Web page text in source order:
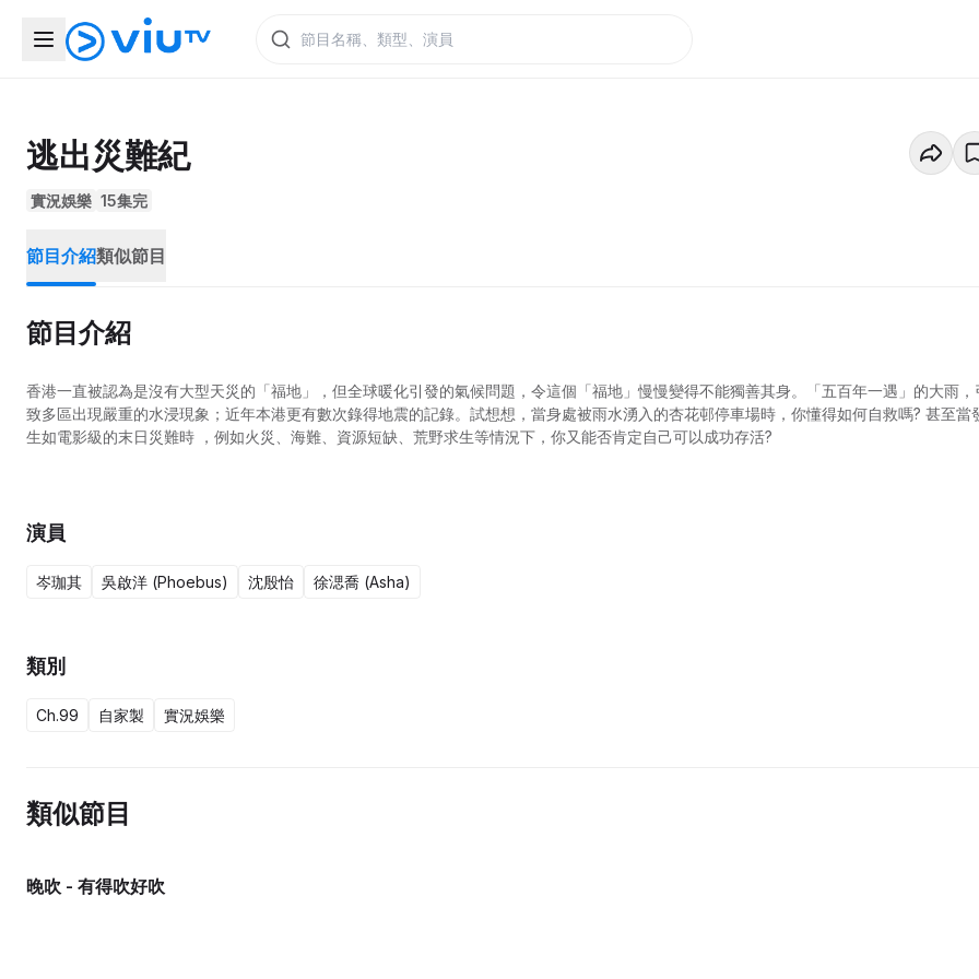
逃出災難紀
實況娛樂 15集完
節目介紹類似節目
節目介紹
香港一直被認為是沒有大型天災的「福地」，但全球暖化引發的氣候問題，令這個「福地」慢慢變得不能獨善其身。「五百年一遇」的大雨，
致多區出現嚴重的水浸現象；近年本港更有數次錄得地震的記錄。試想想，當身處被雨水湧入的杏花邨停車場時，你懂得如何自救嗎? 甚至當
生如電影級的末日災難時 ，例如火災、海難、資源短缺、荒野求生等情況下，你又能否肯定自己可以成功存活?
演員
岑珈其 吳啟洋 (Phoebus) 沈殷怡 徐㴓喬 (Asha)
類別
Ch.99 自家製 實況娛樂
類似節目
晚吹 - 有得吹好吹